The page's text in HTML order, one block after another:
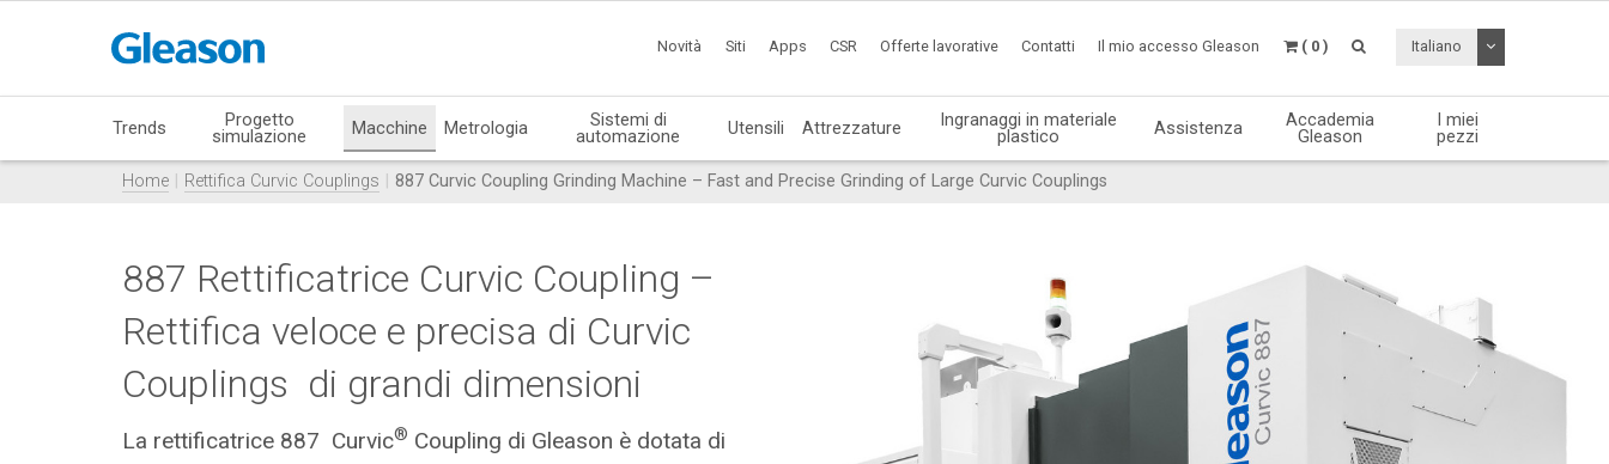
Novità Siti Apps CSR Offerte lavorative Contatti Il mio accesso Gleason ( 0 ) Italiano Attiva /
Trends Progetto
simulazione Macchine Metrologia Sistemi di
automazione Utensili Attrezzature Ingranaggi in materiale
plastico Assistenza Accademia
Gleason
I miei
pezzi
Home Rettifica Curvic Couplings 887 Curvic Coupling Grinding Machine – Fast and Precise Grinding of Large Curvic Couplings
887 Rettificatrice Curvic Coupling –
Rettifica veloce e precisa di Curvic
Couplings di grandi dimensioni
La rettificatrice 887 Curvic® Coupling di Gleason è dotata di